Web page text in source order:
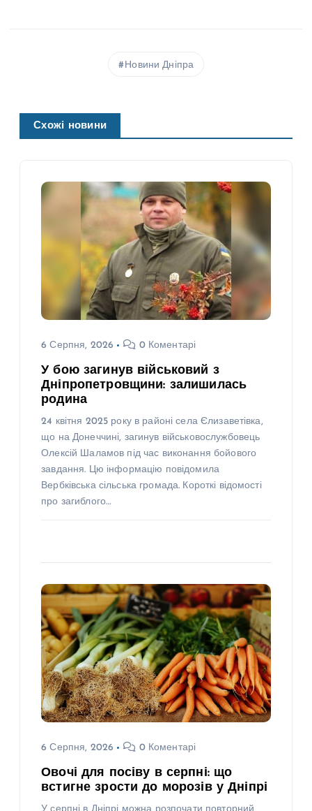
Новини Дніпра
Схожі новини
6 Серпня, 2026 0 Коментарі
У бою загинув військовий з
Дніпропетровщини: залишилась
родина
24 квітня 2025 року в районі села Єлизаветівка,
що на Донеччині, загинув військовослужбовець
Олексій Шаламов під час виконання бойового
завдання. Цю інформацію повідомила
Вербківська сільська громада. Короткі відомості
про загиблого…
6 Серпня, 2026 0 Коментарі
Овочі для посіву в серпні: що
встигне зрости до морозів у Дніпрі